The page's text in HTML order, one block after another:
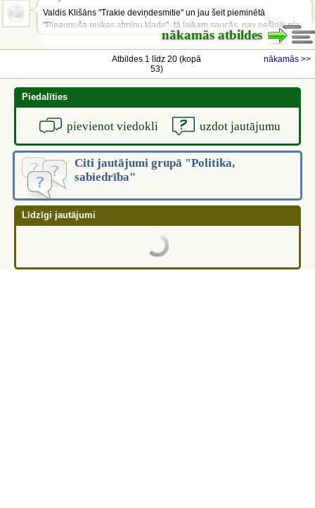
Valdis Klišāns "Trakie deviņdesmitie" un jau šeit pieminētā
"Pieauguša puikas atmiņu klade"- tā laikam saucās, nav pašlaik pie
nākamās atbildes
Atbildes 1 līdz 20 (kopā
53)
nākamās >>
Piedalīties
pievienot viedokli uzdot jautājumu
Citi jautājumi grupā "Politika,
sabiedrība"
Līdzīgi jautājumi